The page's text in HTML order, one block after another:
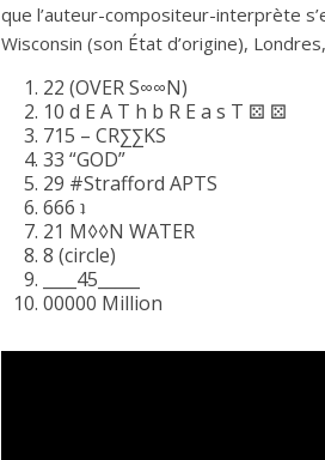
que l’auteur-compositeur-interprète
Wisconsin (son État d’origine),
22 (OVER S∞∞N)
10 d E A T h b R E a s T ⚄ ⚄
715 – CR∑∑KS
33 “GOD”
29 #Strafford APTS
666 ʇ
21 M◊◊N WATER
8 (circle)
____45_____
00000 Million